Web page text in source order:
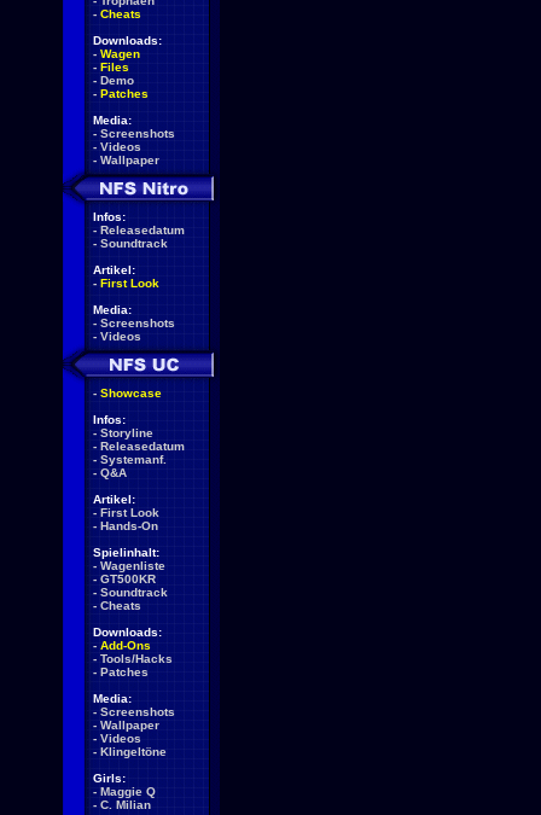
- Cheats
Downloads:
- Wagen
- Files
- Demo
- Patches
Media:
- Screenshots
- Videos
- Wallpaper
Infos:
- Releasedatum
- Soundtrack
Artikel:
- First Look
Media:
- Screenshots
- Videos
- Showcase
Infos:
- Storyline
- Releasedatum
- Systemanf.
- Q&A
Artikel:
- First Look
- Hands-On
Spielinhalt:
- Wagenliste
- GT500KR
- Soundtrack
- Cheats
Downloads:
- Add-Ons
- Tools/Hacks
- Patches
Media:
- Screenshots
- Wallpaper
- Videos
- Klingeltöne
Girls:
- Maggie Q
- C. Milian